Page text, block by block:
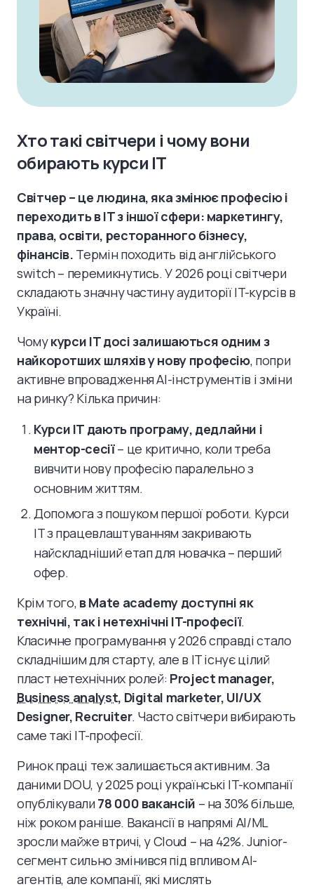
Хто такі світчери і чому вони
обирають курси IT
Світчер – це людина, яка змінює професію і
переходить в IT з іншої сфери: маркетингу,
права, освіти, ресторанного бізнесу,
фінансів. Термін походить від англійського
switch – перемикнутись. У 2026 році світчери
складають значну частину аудиторії IT-курсів в
Україні.
Чомукурси IT досі залишаються одним з
найкоротших шляхів у нову професію, попри
активне впровадження AI-інструментів і зміни
на ринку? Кілька причин:
Курси IT дають програму, дедлайни і
ментор-сесії– це критично, коли треба
вивчити нову професію паралельно з
основним життям.
Допомога з пошуком першої роботи. Курси
IT з працевлаштуванням закривають
найскладніший етап для новачка – перший
офер.
Крім того, в Mate academy доступні як
технічні, так і нетехнічні IT-професії.
Класичне програмування у 2026 справді стало
складнішим для старту, але в IT існує цілий
пласт нетехнічних ролей: Project manager,
Business analyst, Digital marketer, UI/UX
Designer, Recruiter. Часто світчери вибирають
саме такі IT-професії.
Ринок праці теж залишається активним. За
даними DOU, у 2025 році українські IT-компанії
опублікували78 000 вакансій – на 30% більше,
ніж роком раніше. Вакансії в напрямі AI/ML
зросли майже втричі, у Cloud – на 42%. Junior-
сегмент сильно змінився під впливом AI-
агентів, але компанії, які мислять